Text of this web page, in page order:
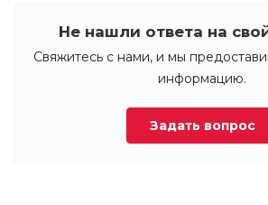
Не нашли ответа на
Свяжитесь с нами, и мы
информацию.
Задать вопрос